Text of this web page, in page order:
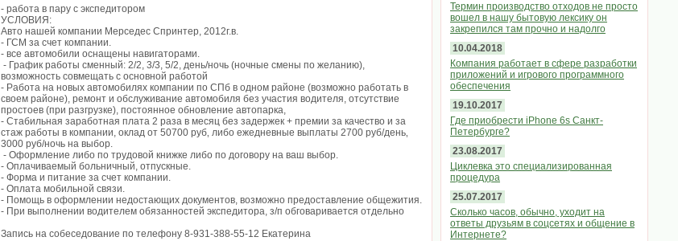
- работа в пару с экспедитором
УСЛОВИЯ:
Авто нашей компании Мерседес Спринтер, 2012г.в.
- ГСМ за счет компании.
- все автомобили оснащены навигаторами.
- График работы сменный: 2/2, 3/3, 5/2, день/ночь (ночные смены по желанию),
возможность совмещать с основной работой
- Работа на новых автомобилях компании по СПб в одном районе (возможно работать в
своем районе), ремонт и обслуживание автомобиля без участия водителя, отсутствие
простоев (при разгрузке), постоянное обновление автопарка,
- Стабильная заработная плата 2 раза в месяц без задержек + премии за качество и за
стаж работы в компании, оклад от 50700 руб‚ либо ежедневные выплаты 2700 руб/день‚
3000 руб/ночь на выбор.
- Оформление либо по трудовой книжке либо по договору на ваш выбор.
- Оплачиваемый больничный, отпускные.
- Форма и питание за счет компании.
- Оплата мобильной связи.
- Помощь в оформлении недостающих документов, возможно предоставление общежития.
- При выполнении водителем обязанностей экспедитора, з/п обговаривается отдельно
Запись на собеседование по телефону 8-931-388-55-12 Екатерина
Термин производство отходов не просто
вошел в нашу бытовую лексику он
закрепился там прочно и надолго
10.04.2018
Компания работает в сфере разработки
приложений и игрового программного
обеспечения
19.10.2017
Где приобрести iPhone 6s Санкт-
Петербурге?
23.08.2017
Циклевка это специализированная
процедура
25.07.2017
Сколько часов, обычно, уходит на
ответы друзьям в соцсетях и общение в
Интернете?